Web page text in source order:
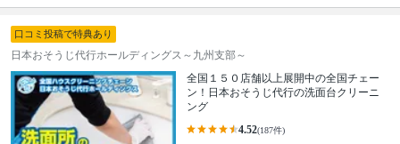
口コミ投稿で特典あり
日本おそうじ代行ホールディングス～九州支部～
全国１５０店舗以上展開中の全国チェー
ン！日本おそうじ代行の洗面台クリーニ
ング
4.52(187件)